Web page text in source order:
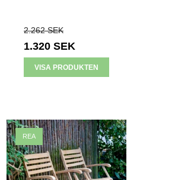
2.262 SEK
1.320 SEK
VISA PRODUKTEN
REA